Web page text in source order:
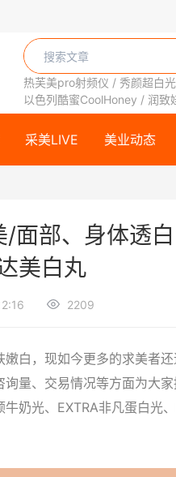
热芙美pro射频仪 / 秀颜超白光
以色列酷蜜CoolHoney / 润致
采美LIVE 美业动态
面部、身体透
美白丸
2209
白，现如今更多的求美者
量、交易情况等方面为大
奶光、EXTRA非凡蛋白光